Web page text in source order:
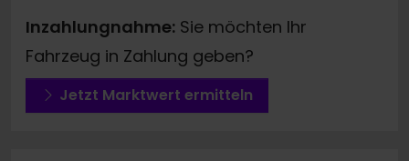
Inzahlungnahme: Sie möchten Ihr
Fahrzeug in Zahlung geben?
Jetzt Marktwert ermitteln